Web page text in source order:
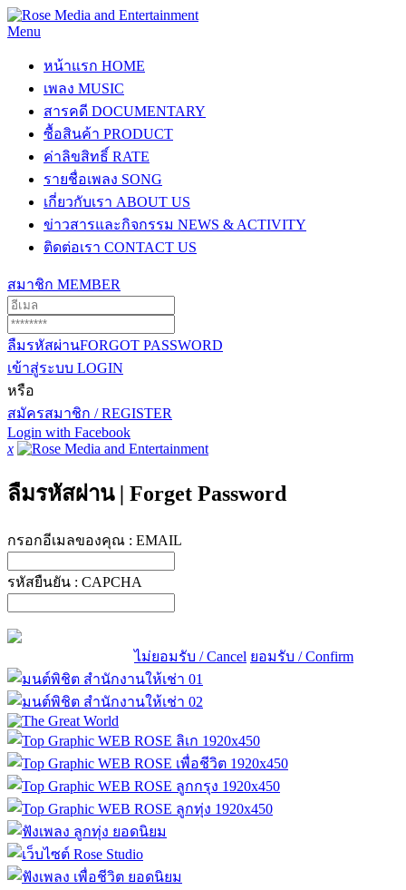
Menu
หน้าแรก HOME
เพลง MUSIC
สารคดี DOCUMENTARY
ซื้อสินค้า PRODUCT
ค่าลิขสิทธิ์ RATE
รายชื่อเพลง SONG
เกี่ยวกับเรา ABOUT US
ข่าวสารและกิจกรรม NEWS & ACTIVITY
ติดต่อเรา CONTACT US
สมาชิก MEMBER
ลืมรหัสผ่านFORGOT PASSWORD
เข้าสู่ระบบ LOGIN
หรือ
สมัครสมาชิก / REGISTER
Login with Facebook
x
ลืมรหัสผ่าน | Forget Password
กรอกอีเมลของคุณ : EMAIL
รหัสยืนยัน : CAPCHA
ไม่ยอมรับ / Cancel ยอมรับ / Confirm